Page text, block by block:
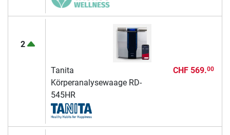
2
Tanita
Körperanalysewaage RD-
545HR
CHF 569.00